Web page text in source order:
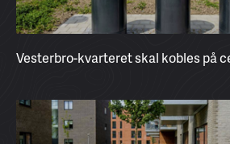
Vesterbro-kvarteret skal kobles på